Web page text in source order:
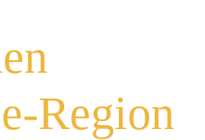
lässig
Region